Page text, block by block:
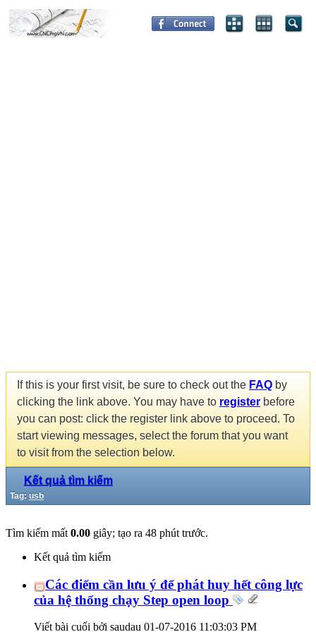
If this is your first visit, be sure to check out the FAQ by
clicking the link above. You may have to register before
you can post: click the register link above to proceed. To
start viewing messages, select the forum that you want
to visit from the selection below.
Kết quả tìm kiếm
Tag: usb
Tìm kiếm mất 0.00 giây; tạo ra 48 phút trước.
Kết quả tìm kiếm
Các điểm cần lưu ý để phát huy hết công lực
của hệ thống chạy Step open loop
Viết bài cuối bởi saudau 01-07-2016 11:03:03 PM